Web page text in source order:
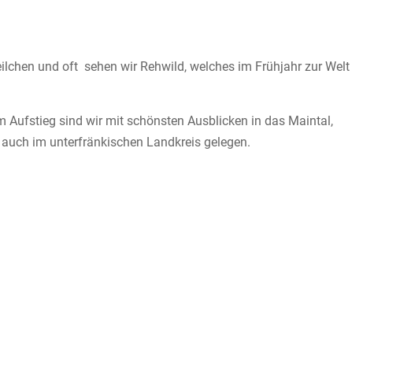
und oft sehen wir Rehwild, welches im Frühjahr zur Welt
Aufstieg sind wir mit schönsten Ausblicken in das Maintal,
im unterfränkischen Landkreis gelegen.